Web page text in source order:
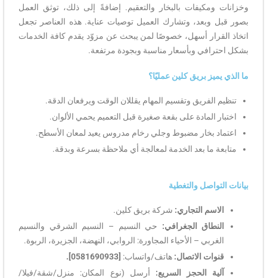
بالبخار والتعقيم. إضافةً إلى ذلك، توثق العمل
وبعد، وتشارك العميل توصيات عناية. هذه العناصر تجعل
أسهل، خصوصًا لمن يبحث عن مزوّد يقدم كافة الخدمات
وبأسعار مناسبة وبجودة مرتفعة.
بريق كلين عمليًا؟
وتقسيم المهام يقللان الوقت ويرفعان الدقة.
المادة على بقعة صغيرة قبل التعميم يحمي الألوان.
بخار مضبوط وجلي رخام مدروس يعيد لمعان الأسطح.
ما بعد الخدمة لمعالجة أي ملاحظة بسرعة وبدقة.
والتغطية
التجاري:
شركة بريق كلين.
الجغرافي:حي النسيم – النسيم الشرقي والنسيم
– الأحياء المجاورة: الروابي، النهضة، الجزيرة، الربوة.
الاتصال: هاتف/واتساب:[0581690933].
الحجز السريع:
أرسل (نوع المكان: منزل/شقة/فيلا/